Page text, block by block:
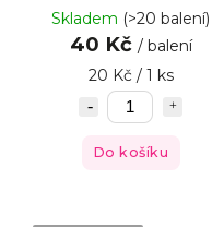
Skladem (>20 balení)
40 Kč / balení
20 Kč / 1 ks
Do košíku